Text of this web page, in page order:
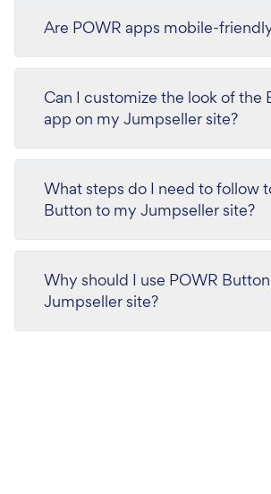
Are POWR apps mobile-
Can I customize the look of the
app on my Jumpseller site?
What steps do I need to follow
Button to my Jumpseller site?
Why should I use POWR
Jumpseller site?